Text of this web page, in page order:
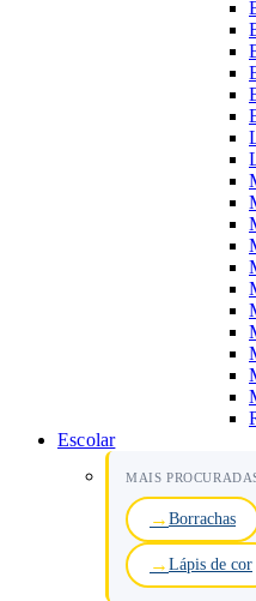
Escolar
MAIS
Borrachas
Lápis de cor